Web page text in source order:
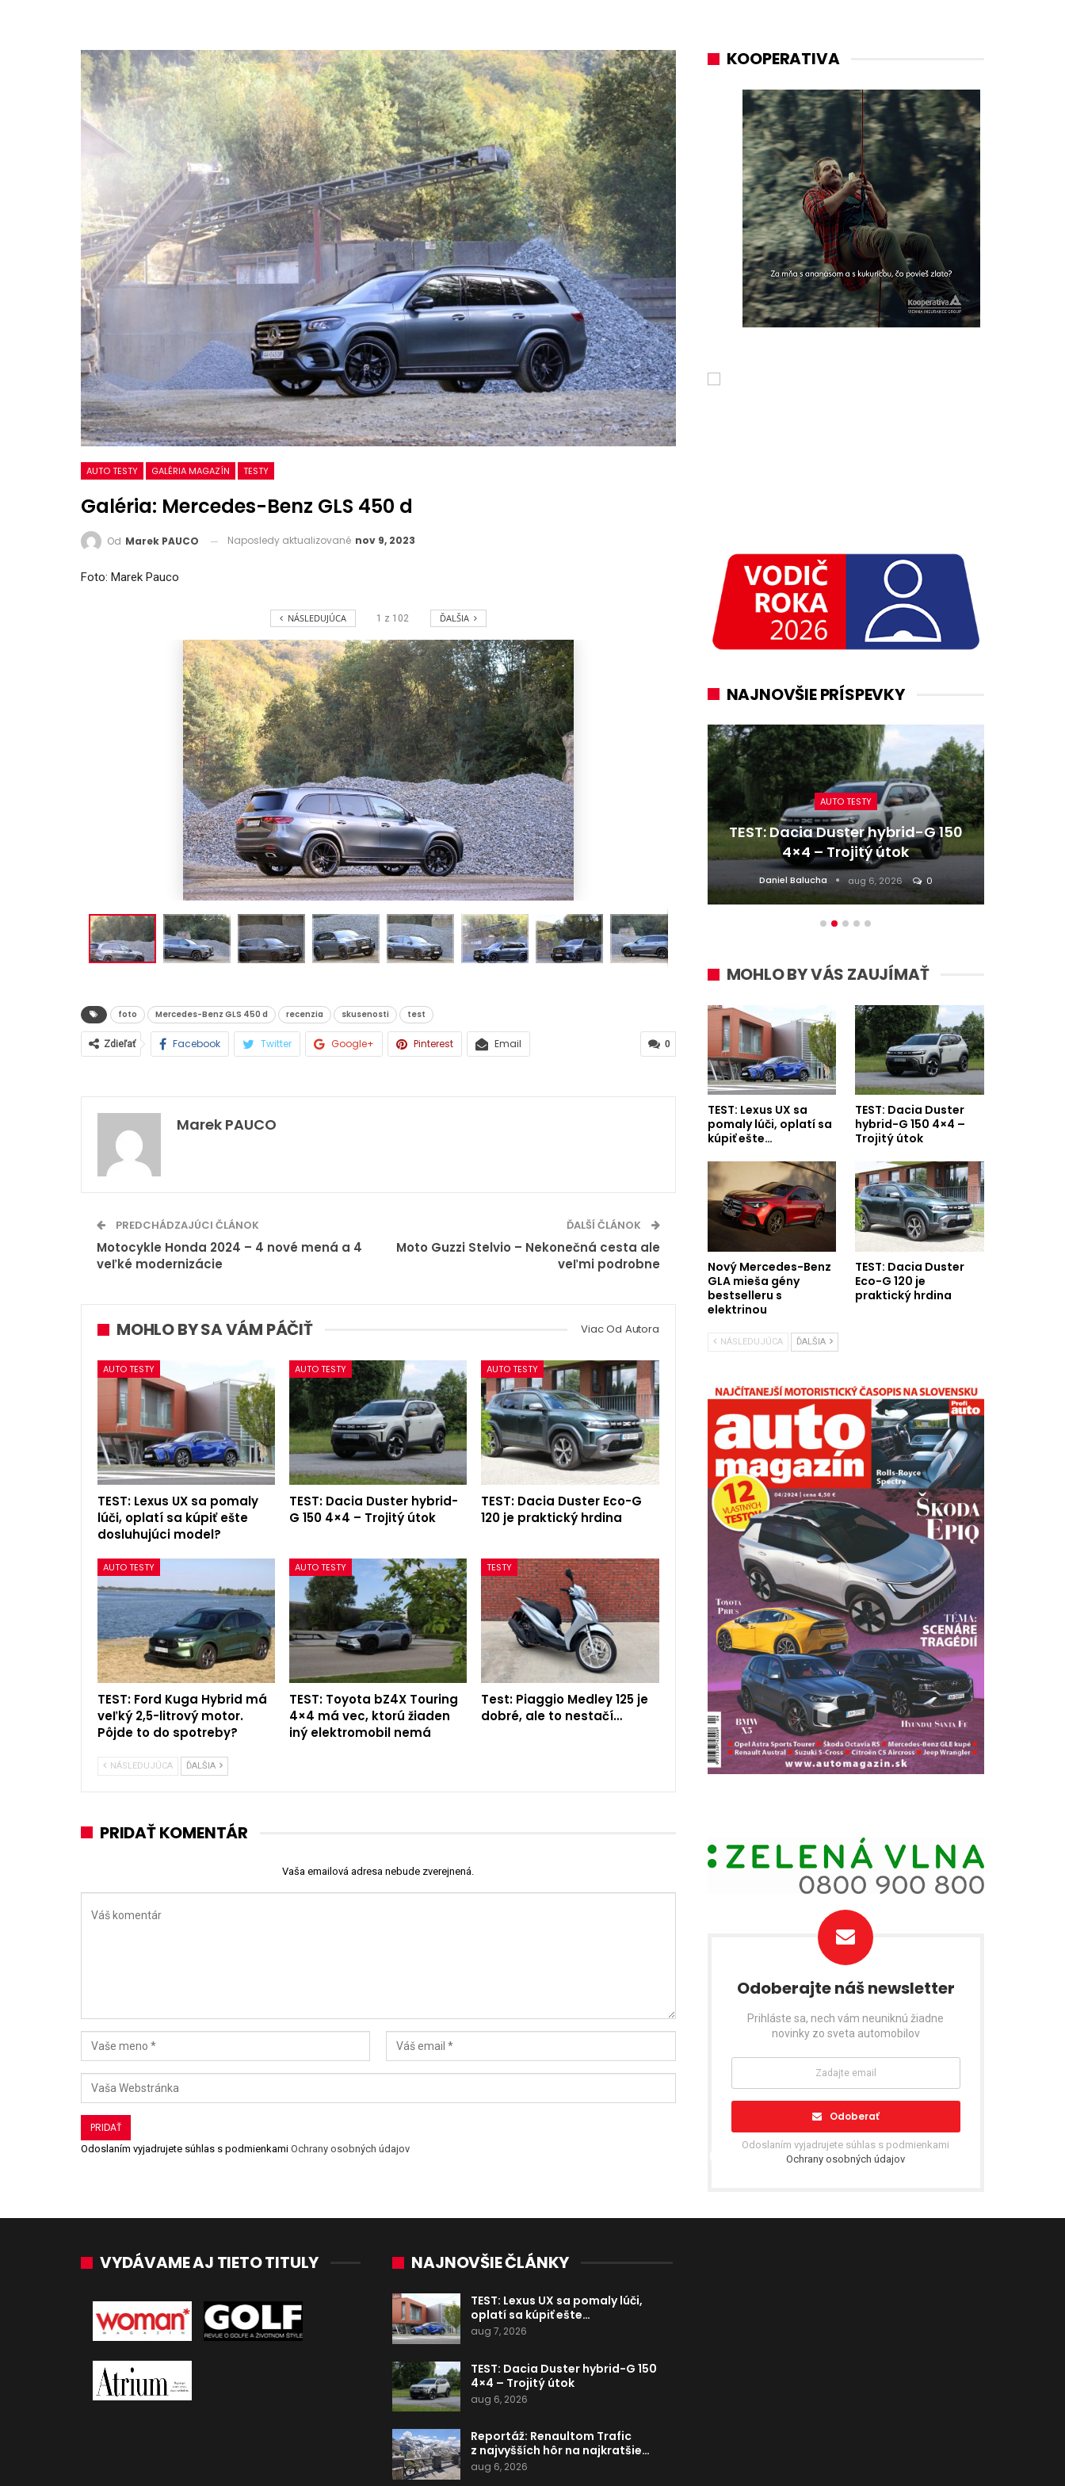
AUTO TESTY GALÉRIA MAGAZÍN TESTY
Galéria: Mercedes-Benz GLS 450 d
Od Marek PAUCO Naposledy aktualizované nov 9, 2023
Foto: Marek Pauco
NÁSLEDUJÚCA 1 z 102 ĎALŠIA
foto Mercedes-Benz GLS 450 d recenzia skusenosti test
0
Zdieľať Facebook Twitter Google+ Pinterest Email
Marek PAUCO
PREDCHÁDZAJÚCI ČLÁNOK
Motocykle Honda 2024 – 4 nové mená a 4
veľké modernizácie
ĎALŠÍ ČLÁNOK
Moto Guzzi Stelvio – Nekonečná cesta ale
veľmi podrobne
MOHLO BY SA VÁM PÁČIŤ Viac Od Autora
AUTO TESTY
TEST: Lexus UX sa pomaly
lúči, oplatí sa kúpiť ešte
dosluhujúci model?
AUTO TESTY
TEST: Dacia Duster hybrid-
G 150 4×4 – Trojitý útok
AUTO TESTY
TEST: Dacia Duster Eco-G
120 je praktický hrdina
AUTO TESTY
TEST: Ford Kuga Hybrid má
veľký 2,5-litrový motor.
Pôjde to do spotreby?
AUTO TESTY
TEST: Toyota bZ4X Touring
4×4 má vec, ktorú žiaden
iný elektromobil nemá
TESTY
Test: Piaggio Medley 125 je
dobré, ale to nestačí…
NÁSLEDUJÚCA ĎALŠIA
PRIDAŤ KOMENTÁR
Vaša emailová adresa nebude zverejnená.
Odoslaním vyjadrujete súhlas s podmienkami Ochrany osobných údajov
KOOPERATIVA
NAJNOVŠIE PRÍSPEVKY
AUTO TESTY
TEST: Dacia Duster Eco-G 120 je
praktický hrdina
Daniel Balucha júl 31, 2026 0
AUTO TESTY
TEST: Lexus UX sa pomaly lúči,
oplatí sa kúpiť ešte…
Peter varga aug 7, 2026
AUTO TESTY
TEST: Dacia Duster hybrid-G 150
4×4 – Trojitý útok
Daniel Balucha aug 6, 2026 0
MOHLO BY VÁS ZAUJÍMAŤ
TEST: Lexus UX sa
pomaly lúči, oplatí sa
kúpiť ešte…
TEST: Dacia Duster
hybrid-G 150 4×4 –
Trojitý útok
Nový Mercedes-Benz
GLA mieša gény
bestselleru s
elektrinou
TEST: Dacia Duster
Eco-G 120 je
praktický hrdina
NÁSLEDUJÚCA ĎALŠIA
Odoberajte náš newsletter
Prihláste sa, nech vám neuniknú žiadne
novinky zo sveta automobilov
Odoberať
Odoslaním vyjadrujete súhlas s podmienkami
Ochrany osobných údajov
VYDÁVAME AJ TIETO TITULY NAJNOVŠIE ČLÁNKY
TEST: Lexus UX sa pomaly lúči,
oplatí sa kúpiť ešte…
aug 7, 2026
TEST: Dacia Duster hybrid-G 150
4×4 – Trojitý útok
aug 6, 2026
Reportáž: Renaultom Trafic
z najvyšších hôr na najkratšie…
aug 6, 2026